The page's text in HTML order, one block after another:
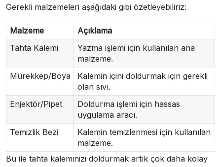
Gerekli malzemeleri aşağıdaki gibi özetleyebiliriz:
Malzeme
Açıklama
Tahta Kalemi
Yazma işlemi için kullanılan ana
malzeme.
Mürekkep/Boya
Kalemin içini doldurmak için gerekli
olan sıvı.
Enjektör/Pipet
Doldurma işlemi için hassas
uygulama aracı.
Temizlik Bezi
Kalemin temizlenmesi için kullanılan
malzeme.
Bu ile tahta kaleminizi doldurmak artık çok daha kolay